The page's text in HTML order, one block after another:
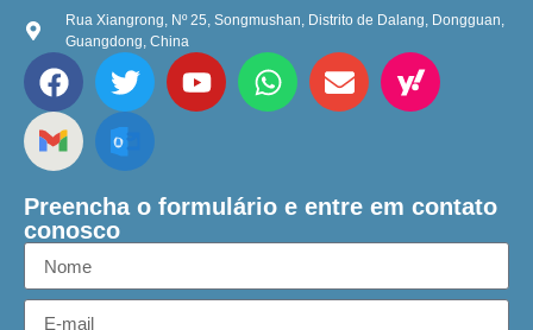
Rua Xiangrong, Nº 25, Songmushan, Distrito de Dalang, Dongguan,
Guangdong, China
Preencha o formulário e entre em contato
conosco